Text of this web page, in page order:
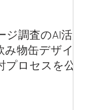
調査のAI活用
み物缶デザイ
プロセスを公